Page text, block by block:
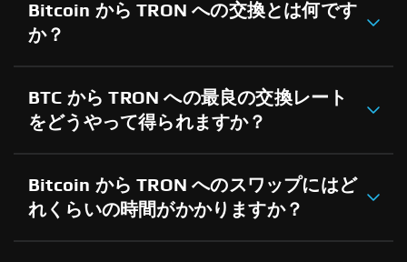
Bitcoin から TRON への交換とは何です
か？
BTC から TRON への最良の交換レート
をどうやって得られますか？
Bitcoin から TRON へのスワップにはど
れくらいの時間がかかりますか？